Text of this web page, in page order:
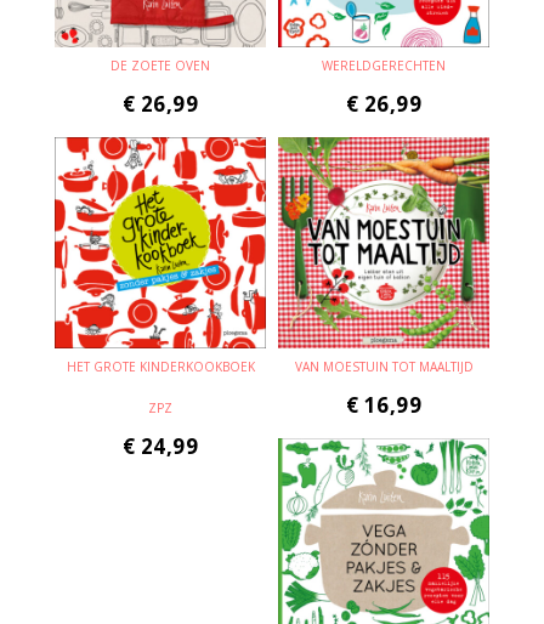
DE ZOETE OVEN
€ 26,99
WERELDGERECHTEN
€ 26,99
HET GROTE KINDERKOOKBOEK
ZPZ
€ 24,99
VAN MOESTUIN TOT MAALTIJD
€ 16,99